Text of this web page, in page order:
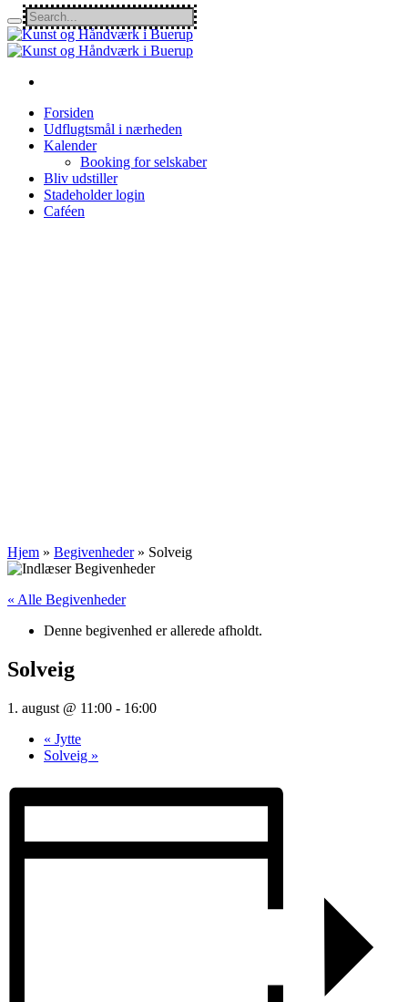
Forsiden
Udflugtsmål i nærheden
Kalender
Booking for selskaber
Bliv udstiller
Stadeholder login
Caféen
Hjem » Begivenheder» Solveig
« Alle Begivenheder
Denne begivenhed er allerede afholdt.
Solveig
1. august @ 11:00 - 16:00
« Jytte
Solveig »